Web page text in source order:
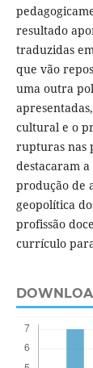
resultado
traduzidas
que vão
uma outra
cultural e o
rupturas nas
destacaram
produção de
geopolítica
profissão
currículo